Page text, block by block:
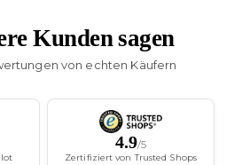
Kunden sagen
von echten Käufern
4.9/5
Zertifiziert von Trusted Shops